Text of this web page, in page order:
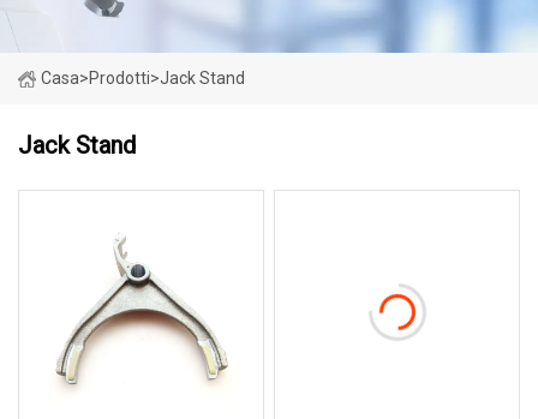
Casa>Prodotti>Jack Stand
Jack Stand